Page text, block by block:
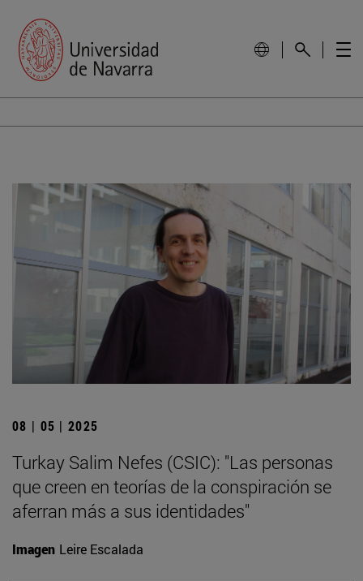
08 | 05 | 2025
Turkay Salim Nefes (CSIC): "Las personas
que creen en teorías de la conspiración se
aferran más a sus identidades"
Imagen Leire Escalada